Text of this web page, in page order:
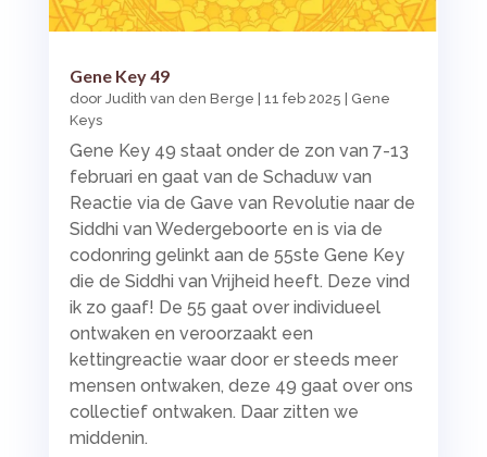
Gene Key 49
door Judith van den Berge | 11 feb 2025 | Gene
Keys
Gene Key 49 staat onder de zon van 7-13
februari en gaat van de Schaduw van
Reactie via de Gave van Revolutie naar de
Siddhi van Wedergeboorte en is via de
codonring gelinkt aan de 55ste Gene Key
die de Siddhi van Vrijheid heeft. Deze vind
ik zo gaaf! De 55 gaat over individueel
ontwaken en veroorzaakt een
kettingreactie waar door er steeds meer
mensen ontwaken, deze 49 gaat over ons
collectief ontwaken. Daar zitten we
middenin.